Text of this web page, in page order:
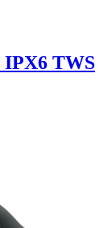
IPX6 TWS